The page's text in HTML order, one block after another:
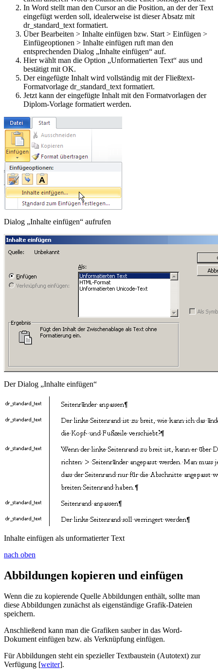
In Word stellt man den Cursor an die Position, an der der Text
eingefügt werden soll, idealerweise ist dieser Absatz mit
dr_standard_text formatiert.
ÜberBearbeiten > Inhalte einfügen bzw. Start > Einfügen >
Einfügeoptionen > Inhalte einfügen ruft man den
entsprechenden Dialog „Inhalte einfügen“ auf.
Hier wählt man die Option „Unformatierten Text“ aus und
bestätigt mit OK.
Der eingefügte Inhalt wird vollständig mit der Fließtext-
Formatvorlage dr_standard_text formatiert.
Jetzt kann der eingefügte Inhalt mit den Formatvorlagen der
Diplom-Vorlage formatiert werden.
Dialog „Inhalte einfügen“ aufrufen
Der Dialog „Inhalte einfügen“
Inhalte einfügen als unformatierter Text
nach oben
Abbildungen kopieren und einfügen
Wenn die zu kopierende Quelle Abbildungen enthält, sollte man
diese Abbildungen zunächst als eigenständige Grafik-Dateien
speichern.
Anschließend kann man die Grafiken sauber in das Word-
Dokument einfügen bzw. als Verknüpfung einfügen.
Für Abbildungen steht ein spezieller Textbaustein (Autotext) zur
Verfügung [weiter].